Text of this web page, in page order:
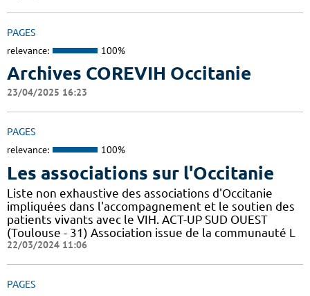
PAGES
relevance: 100%
Archives COREVIH Occitanie
23/04/2025 16:23
PAGES
relevance: 100%
Les associations sur l'Occitanie
Liste non exhaustive des associations d'Occitanie
impliquées dans l'accompagnement et le soutien des
patients vivants avec le VIH. ACT-UP SUD OUEST
(Toulouse - 31) Association issue de la communauté L
22/03/2024 11:06
PAGES